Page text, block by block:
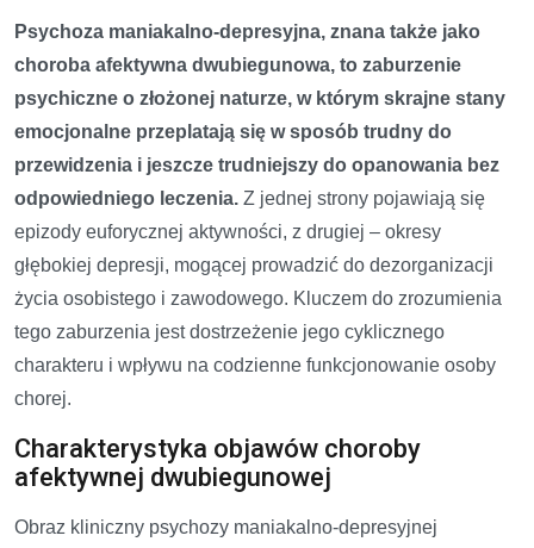
Psychoza maniakalno-depresyjna, znana także jako
choroba afektywna dwubiegunowa, to zaburzenie
psychiczne o złożonej naturze, w którym skrajne stany
emocjonalne przeplatają się w sposób trudny do
przewidzenia i jeszcze trudniejszy do opanowania bez
odpowiedniego leczenia. Z jednej strony pojawiają się
epizody euforycznej aktywności, z drugiej – okresy
głębokiej depresji, mogącej prowadzić do dezorganizacji
życia osobistego i zawodowego. Kluczem do zrozumienia
tego zaburzenia jest dostrzeżenie jego cyklicznego
charakteru i wpływu na codzienne funkcjonowanie osoby
chorej.
Charakterystyka objawów choroby
afektywnej dwubiegunowej
Obraz kliniczny psychozy maniakalno-depresyjnej